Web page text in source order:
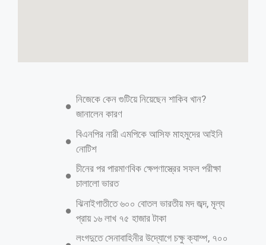
নিজেকে কেন গুটিয়ে নিয়েছেন শাকিব খান?
জানালেন কারণ
বিএনপির নারী এমপিকে আসিফ মাহমুদের আইনি
নোটিশ
চীনের পর পারমাণবিক ক্ষেপণাস্ত্রের সফল পরীক্ষা
চালালো ভারত
ঝিনাইগাতীতে ৬০০ বোতল ভারতীয় মদ জব্দ, মূল্য
প্রায় ১৬ লাখ ৭৫ হাজার টাকা
লংগদুতে সেনাবাহিনীর উদ্যোগে চক্ষু ক্যাম্প, ৭০০